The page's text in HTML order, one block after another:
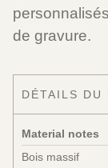
personnalisés
de gravure.
DÉTAILS DU
Material notes
Bois massif